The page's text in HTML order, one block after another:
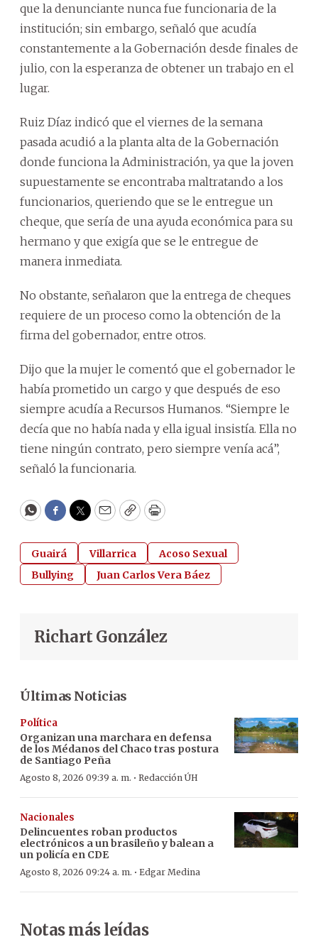
que la denunciante nunca fue funcionaria de la
institución; sin embargo, señaló que acudía
constantemente a la Gobernación desde finales de
julio, con la esperanza de obtener un trabajo en el
lugar.
Ruiz Díaz indicó que el viernes de la semana
pasada acudió a la planta alta de la Gobernación
donde funciona la Administración, ya que la joven
supuestamente se encontraba maltratando a los
funcionarios, queriendo que se le entregue un
cheque, que sería de una ayuda económica para su
hermano y que exigía que se le entregue de
manera inmediata.
No obstante, señalaron que la entrega de cheques
requiere de un proceso como la obtención de la
firma del gobernador, entre otros.
Dijo que la mujer le comentó que el gobernador le
había prometido un cargo y que después de eso
siempre acudía a Recursos Humanos. “Siempre le
decía que no había nada y ella igual insistía. Ella no
tiene ningún contrato, pero siempre venía acá”,
señaló la funcionaria.
WhatsApp
Facebook
Twitter
EmailCopyPrint
Guairá Villarrica
Acoso Sexual
Bullying
Juan Carlos Vera Báez
Richart González
Últimas Noticias
Política
Organizan una marchara en defensa
de los Médanos del Chaco tras postura
de Santiago Peña
Agosto 8, 2026 09:39 a. m. · Redacción ÚH
Nacionales
Delincuentes roban productos
electrónicos a un brasileño y balean a
un policía en CDE
Agosto 8, 2026 09:24 a. m. · Edgar Medina
Notas más leídas